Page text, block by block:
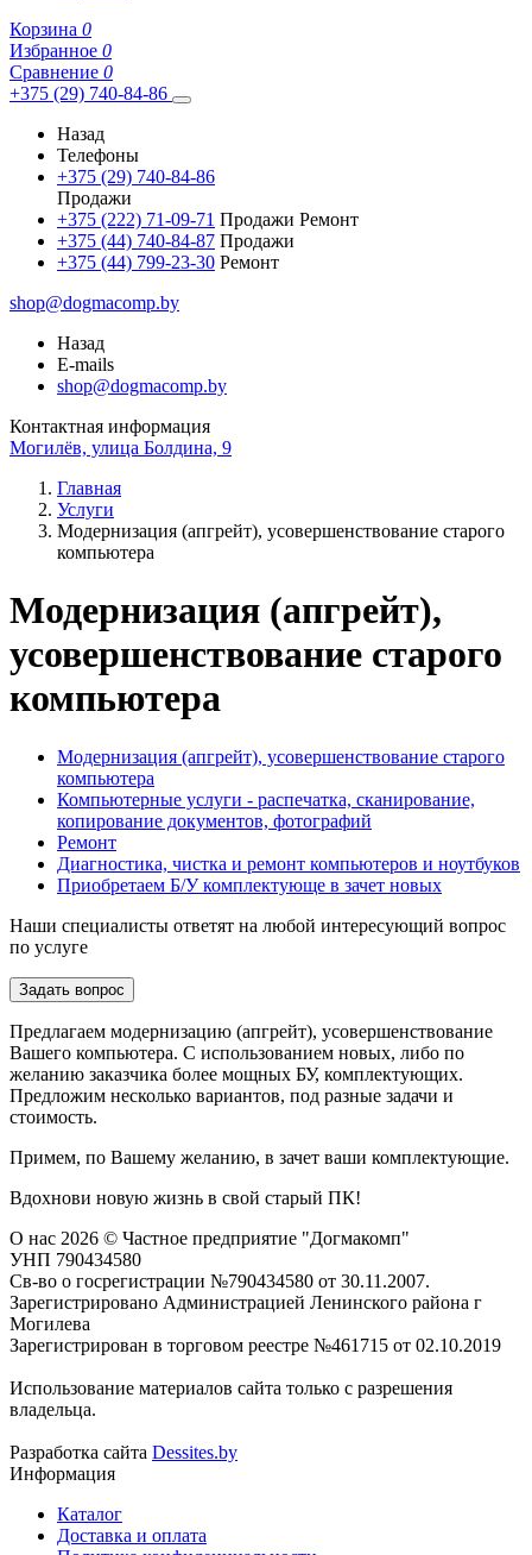
Корзина 0
Избранное 0
Сравнение 0
+375 (29) 740-84-86
Назад
Телефоны
+375 (29) 740-84-86
Продажи
+375 (222) 71-09-71 Продажи Ремонт
+375 (44) 740-84-87 Продажи
+375 (44) 799-23-30 Ремонт
shop@dogmacomp.by
Назад
E-mails
shop@dogmacomp.by
Контактная информация
Могилёв, улица Болдина, 9
Главная
Услуги
Модернизация (апгрейт), усовершенствование старого
компьютера
Модернизация (апгрейт),
усовершенствование старого
компьютера
Модернизация (апгрейт), усовершенствование старого
компьютера
Компьютерные услуги - распечатка, сканирование,
копирование документов, фотографий
Ремонт
Диагностика, чистка и ремонт компьютеров и ноутбуков
Приобретаем Б/У комплектующе в зачет новых
Наши специалисты ответят на любой интересующий вопрос
по услуге
Задать вопрос
Предлагаем модернизацию (апгрейт), усовершенствование
Вашего компьютера. С использованием новых, либо по
желанию заказчика более мощных БУ, комплектующих.
Предложим несколько вариантов, под разные задачи и
стоимость.
Примем, по Вашему желанию, в зачет ваши комплектующие.
Вдохнови новую жизнь в свой старый ПК!
О нас 2026 © Частное предприятие "Догмакомп"
УНП 790434580
Св-во о госрегистрации №790434580 от 30.11.2007.
Зарегистрировано Администрацией Ленинского района г
Могилева
Зарегистрирован в торговом реестре №461715 от 02.10.2019
Использование материалов сайта только с разрешения
владельца.
Разработка сайта Dessites.by
Информация
Каталог
Доставка и оплата